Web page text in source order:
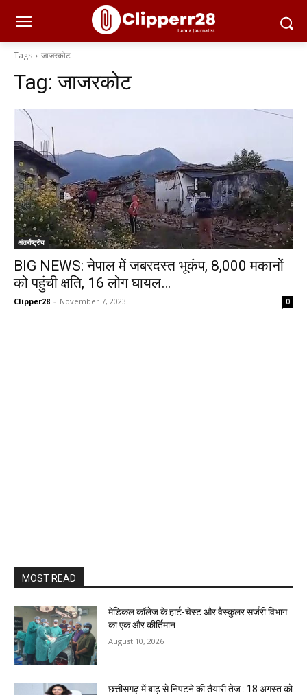
Tags जाजरकोट
Tag:जाजरकोट
अंतर्राष्ट्रीय
BIG NEWS: नेपाल में जबरदस्त भूकंप, 8,000 मकानों
को पहुंची क्षति, 16 लोग घायल…
Clipper28 - November 7, 2023 0
MOST READ
​मेडिकल कॉलेज के हार्ट-चेस्ट और वैस्कुलर सर्जरी विभाग
का एक और कीर्तिमान
August 10, 2026
छत्तीसगढ़ में बाढ़ से निपटने की तैयारी तेज : 18 अगस्त को